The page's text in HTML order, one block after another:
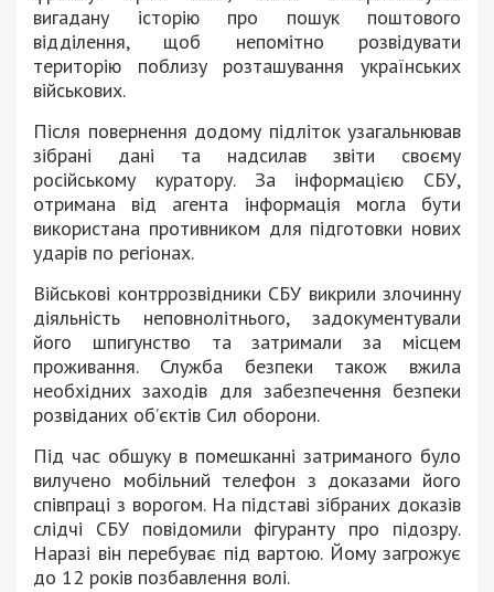
вигадану історію про пошук поштового
відділення, щоб непомітно розвідувати
територію поблизу розташування українських
військових.
Після повернення додому підліток узагальнював
зібрані дані та надсилав звіти своєму
російському куратору. За інформацією СБУ,
отримана від агента інформація могла бути
використана противником для підготовки нових
ударів по регіонах.
Військові контррозвідники СБУ викрили злочинну
діяльність неповнолітнього, задокументували
його шпигунство та затримали за місцем
проживання. Служба безпеки також вжила
необхідних заходів для забезпечення безпеки
розвіданих об’єктів Сил оборони.
Під час обшуку в помешканні затриманого було
вилучено мобільний телефон з доказами його
співпраці з ворогом. На підставі зібраних доказів
слідчі СБУ повідомили фігуранту про підозру.
Наразі він перебуває під вартою. Йому загрожує
до 12 років позбавлення волі.